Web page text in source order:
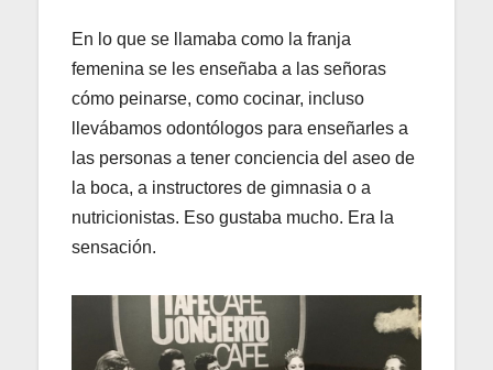
En lo que se llamaba como la franja
femenina se les enseñaba a las señoras
cómo peinarse, como cocinar, incluso
llevábamos odontólogos para enseñarles a
las personas a tener conciencia del aseo de
la boca, a instructores de gimnasia o a
nutricionistas. Eso gustaba mucho. Era la
sensación.